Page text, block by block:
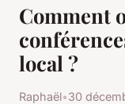
Comment
local ?
Raphaël•30